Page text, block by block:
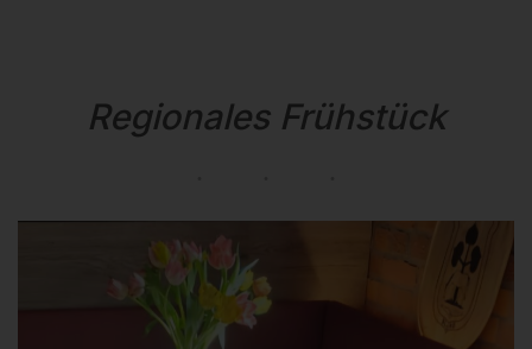
Regionales Frühstück